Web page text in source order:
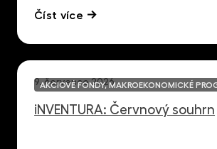
Číst více
9. července 2026
iNVENTURA: Červnový souhrn
AKCIOVÉ FONDY, MAKROEKONOMICKÉ